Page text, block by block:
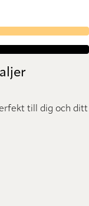
till dig och ditt